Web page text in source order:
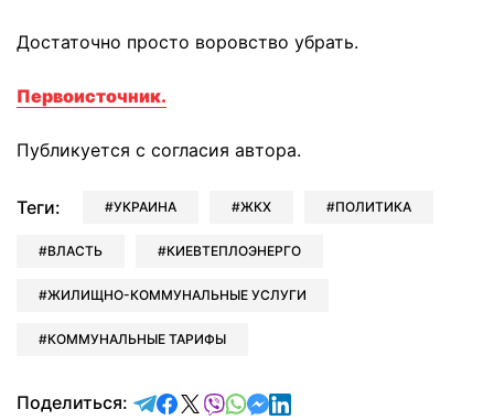
Достаточно просто воровство убрать.
Первоисточник.
Публикуется с согласия автора.
Теги: УКРАИНА ЖКХ ПОЛИТИКА
ВЛАСТЬ КИЕВТЕПЛОЭНЕРГО
ЖИЛИЩНО-КОММУНАЛЬНЫЕ УСЛУГИ
КОММУНАЛЬНЫЕ ТАРИФЫ
Поделиться: отправить в Telegram
поделиться в Facebook
поделиться в X
отправить в Viber
отправить в Whatsapp
отправить в Messenger
отправить в LinkedIn